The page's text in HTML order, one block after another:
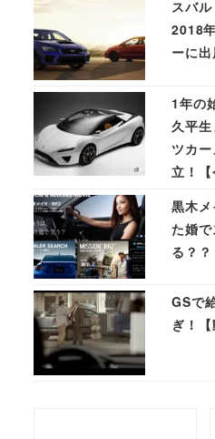
スバ
2018
ーに
1年の
久平
ツカ
立！【
黒木
た婚
る？？
GSで
ぎ！【